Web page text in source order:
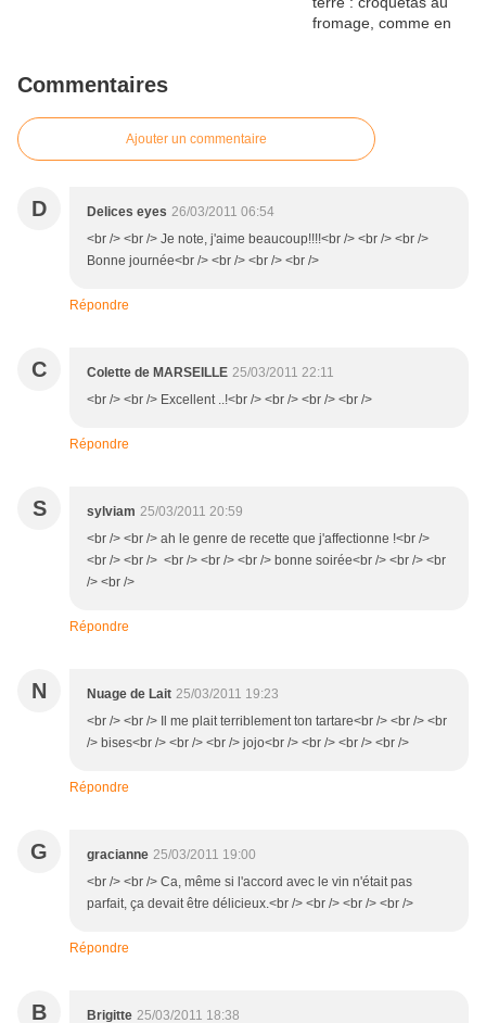
Commentaires
Ajouter un commentaire
D Delices eyes 26/03/2011 06:54
<br /> <br /> Je note, j'aime beaucoup!!!!<br /> <br /> <br />
Bonne journée<br /> <br /> <br /> <br />
Répondre
C Colette de MARSEILLE 25/03/2011 22:11
<br /> <br /> Excellent ..!<br /> <br /> <br /> <br />
Répondre
S sylviam 25/03/2011 20:59
<br /> <br /> ah le genre de recette que j'affectionne !<br />
<br /> <br /> <br /> <br /> <br /> bonne soirée<br /> <br /> <br
/> <br />
Répondre
N Nuage de Lait 25/03/2011 19:23
<br /> <br /> Il me plait terriblement ton tartare<br /> <br /> <br
/> bises<br /> <br /> <br /> jojo<br /> <br /> <br /> <br />
Répondre
G gracianne 25/03/2011 19:00
<br /> <br /> Ca, même si l'accord avec le vin n'était pas
parfait, ça devait être délicieux.<br /> <br /> <br /> <br />
Répondre
B Brigitte 25/03/2011 18:38